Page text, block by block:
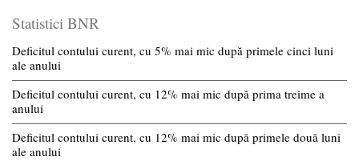
Statistici BNR
Deficitul contului curent, cu 5% mai mic după primele cinci luni
ale anului
Deficitul contului curent, cu 12% mai mic după prima treime a
anului
Deficitul contului curent, cu 12% mai mic după primele două luni
ale anului